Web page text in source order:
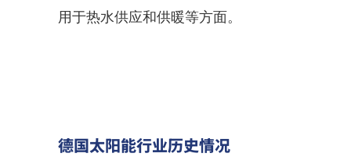
用于热水供应和供暖等方面。
德国太阳能行业历史情况